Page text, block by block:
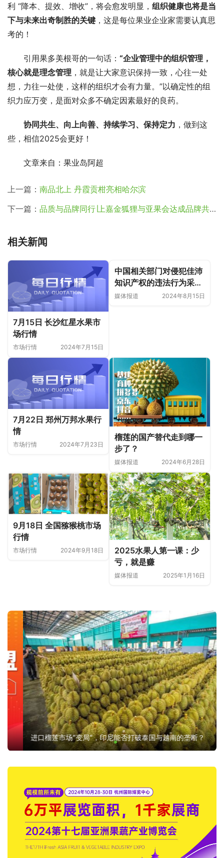
利 “降本、提效、增收”，将会愈发明显， 组织健康也将是当
下与未来出奇制胜的关键 ，这是每位果业企业家需要认真思
考的！
引用果多美根哥的一句话： “企业管理中的组织管理，
核心就是理念管理 ，就是让大家意识保持一致，心往一处
想，力往一处使，这样的组织才会有力量。”以确定性的组
织力应万变，是面对众多不确定因素最好的良药。
协同共生、向上向善、持续学习、保持定力 ，做到这
些，相信2025会更好！
文章来自：果业岛阿超
上一篇： 南品北上 丹霞贡柑亮相哈尔滨
下一篇： 品质与品牌同行∣上嘉金狐狸与亚果会达成品牌共建战略合作
相关新闻
7月15日 长沙红星水果市
场行情
市场行情 2024年7月15日
中国相关部门对侵犯佳沛
知识产权的违法行为采取
重要行动
媒体报道 2024年8月15日
7月22日 郑州万邦水果行
情
市场行情 2024年7月23日
榴莲的国产替代走到哪一
步了？
媒体报道 2024年6月28日
9月18日 全国猕猴桃市场
行情
市场行情 2024年9月18日
2025水果人第一课：少
亏，就是赚
媒体报道 2025年1月16日
进口榴莲市场“变局”，印尼能否打破泰国与越南的垄断？